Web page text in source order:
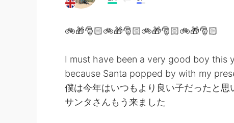
🚲🎁🎅🏻🚲🎁🎅🏻🚲🎁🎅🏻🚲🎁🎅🏻
I must have been a very good boy this
because Santa popped by with my
僕は今年はいつもより良い子だったと思
サンタさんもう来ました